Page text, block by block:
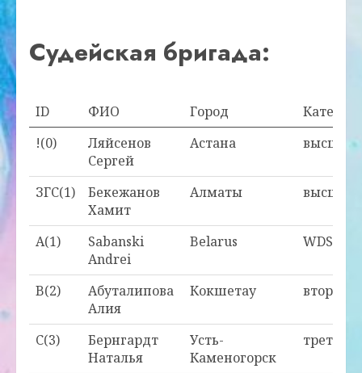
Судейская бригада:
ID ФИО Город
!(0)
Ляйсенов
Сергей
Астана высшая
ЗГС(1)
Бекежанов
Хамит
Алматы высшая
A(1)
Sabanski
Andrei
Belarus WDSF
B(2)
Абуталипова
Алия
Кокшетау вторая
C(3)
Бернгардт
Наталья
Усть-
Каменогорск
третья